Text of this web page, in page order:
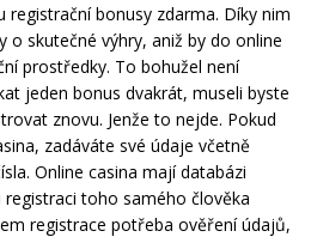
registrační bonusy zdarma. Díky nim
o skutečné výhry, aniž by do online
prostředky. To bohužel není
jeden bonus dvakrát, museli byste
znovu. Jenže to nejde. Pokud
zadáváte své údaje včetně
Online casina mají databázi
toho samého člověka
registrace potřeba ověření údajů,